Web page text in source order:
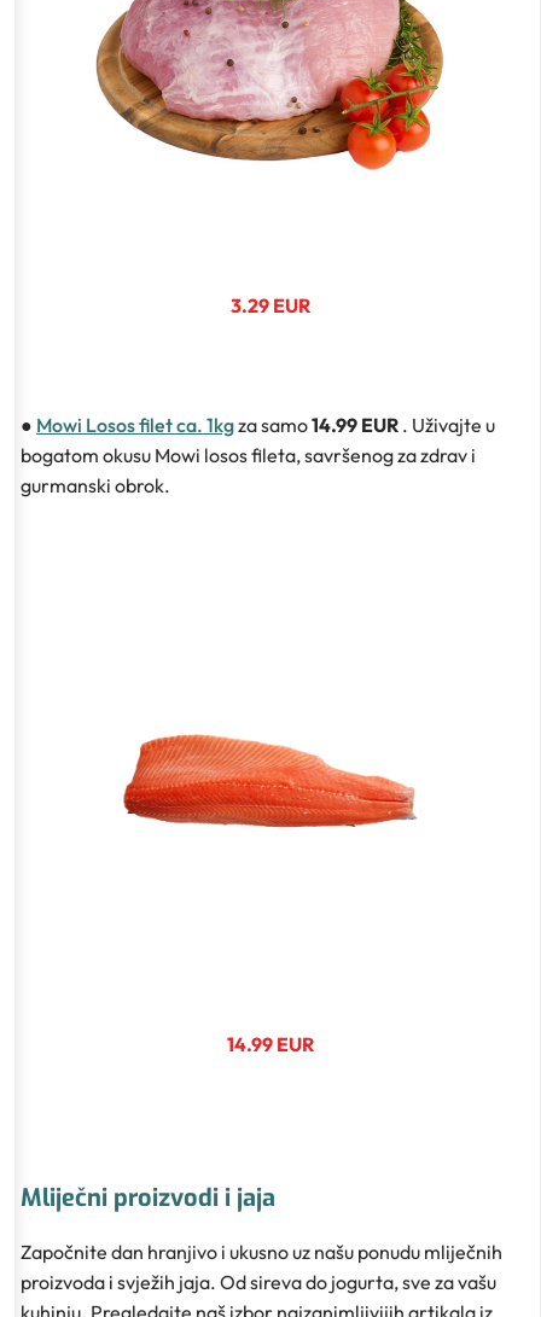
3.29 EUR
● Mowi Losos filet ca. 1kgza samo14.99 EUR . Uživajte u
bogatom okusu Mowi losos fileta, savršenog za zdrav i
gurmanski obrok.
14.99 EUR
Mliječni proizvodi i jaja
Započnite dan hranjivo i ukusno uz našu ponudu mliječnih
proizvoda i svježih jaja. Od sireva do jogurta, sve za vašu